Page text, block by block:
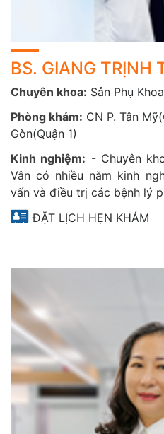
Tầm soát ung thư cổ tử
Tiêm ngừa ung thư cổ tử
BS. GIANG TRỊNH
Chuyên khoa: Sản Phụ Khoa
Phòng khám: CN P. Tân
Gòn(Quận 1)
Kinh nghiệm: - Chuyên
Vân có nhiều năm kinh
vấn và điều trị các bệnh lý
ĐẶT LỊCH HẸN KHÁM